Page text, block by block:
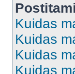
Kuidas
Kuidas
Kuidas
Kuidas